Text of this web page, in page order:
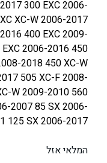
ה
מ
ק
ו
ר
י
ה
י
300 EXC 2006-
XC-W 2006-2017
400 EXC 2009-
2006-2016 450
2018 450 XC-W
505 XC-F 2008-
W 2009-2010 560
2007 85 SX 2006-
125 SX 2006-2017…
המלאי אזל